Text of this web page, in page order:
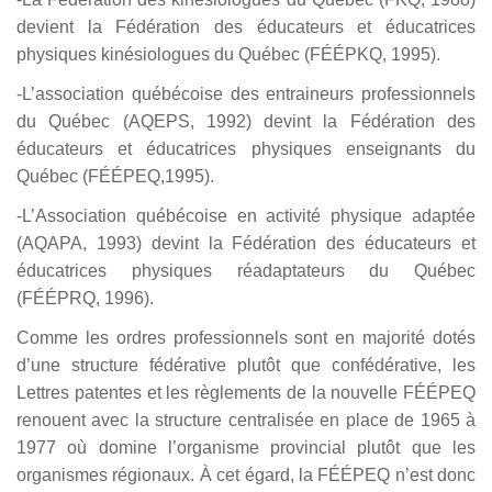
devient la Fédération des éducateurs et éducatrices
physiques kinésiologues du Québec (FÉÉPKQ, 1995).
-L’association québécoise des entraineurs professionnels
du Québec (AQEPS, 1992) devint la Fédération des
éducateurs et éducatrices physiques enseignants du
Québec (FÉÉPEQ,1995).
-L’Association québécoise en activité physique adaptée
(AQAPA, 1993) devint la Fédération des éducateurs et
éducatrices physiques réadaptateurs du Québec
(FÉÉPRQ, 1996).
Comme les ordres professionnels sont en majorité dotés
d’une structure fédérative plutôt que confédérative, les
Lettres patentes et les règlements de la nouvelle FÉÉPEQ
renouent avec la structure centralisée en place de 1965 à
1977 où domine l’organisme provincial plutôt que les
organismes régionaux. À cet égard, la FÉÉPEQ n’est donc